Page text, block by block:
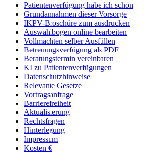
Patientenverfügung habe ich schon
Grundannahmen dieser Vorsorge
IKPV-Broschüre zum ausdrucken
Auswahlbogen online bearbeiten
Vollmachten selber Ausfüllen
Betreuungsverfügung als PDF
Beratungstermin vereinbaren
KI zu Patientenverfügungen
Datenschutzhinweise
Relevante Gesetze
Vortragsanfrage
Barrierefreiheit
Aktualisierung
Rechtsfragen
Hinterlegung
Impressum
Kosten €